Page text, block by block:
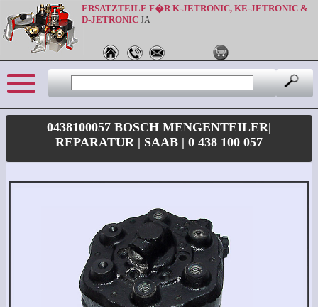
ERSATZTEILE F�R K-JETRONIC, KE-JETRONIC &
D-JETRONIC JA
0438100057 BOSCH MENGENTEILER|
REPARATUR | SAAB | 0 438 100 057